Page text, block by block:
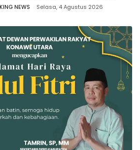
NEWS Selasa, 4 Agustus 2026